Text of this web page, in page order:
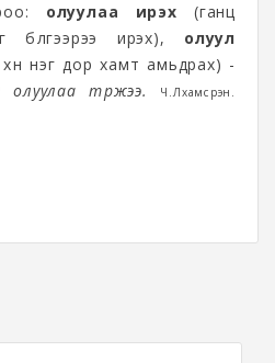
олуулаа ирэх (ганц
бүлгээрээ ирэх), олуул
нэг дор хамт амьдрах) -
олуулаа төржээ.
Ч.Лхамсүрэн.